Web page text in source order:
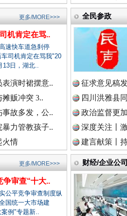
律师在线.
参政网.中
民新闻网.
众新闻网.
民新闻网.
机肯定在骂..
速快车道急刹停
司机肯定在骂我"20
13日，湖北..
演时裙摆意..
贩冲突 3..
故多发，公..
力管教孩子..
火情
更多/MORE>>> 全民参政
征求意见稿
四川洪雅县
政治监督更
深度关注丨
建言献策丨
争审查“十大..
公平竞争审查制度纵
国统一大市场建
例"专题新..
更多/MORE>>> 财经/企业公